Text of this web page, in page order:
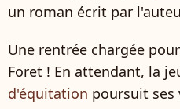
un roman écrit par
Une rentrée chargée
Foret ! En attendant, la
d'équitation poursuit ses